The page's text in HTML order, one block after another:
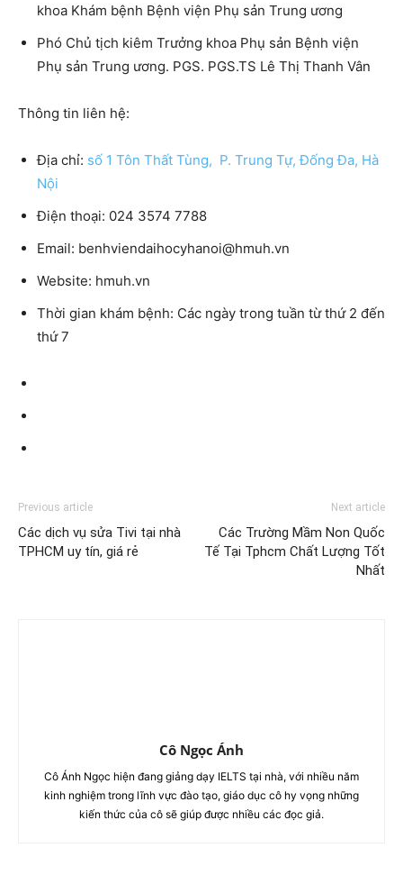
khoa Khám bệnh Bệnh viện Phụ sản Trung ương
Phó Chủ tịch kiêm Trưởng khoa Phụ sản Bệnh viện
Phụ sản Trung ương. PGS. PGS.TS Lê Thị Thanh Vân
Thông tin liên hệ:
Địa chỉ: số 1 Tôn Thất Tùng, P. Trung Tự, Đống Đa, Hà
Nội
Điện thoại: 024 3574 7788
Email: benhviendaihocyhanoi@hmuh.vn
Website: hmuh.vn
Thời gian khám bệnh: Các ngày trong tuần từ thứ 2 đến
thứ 7
Previous article
Các dịch vụ sửa Tivi tại nhà
TPHCM uy tín, giá rẻ
Next article
Các Trường Mầm Non Quốc
Tế Tại Tphcm Chất Lượng Tốt
Nhất
Cô Ngọc Ánh
Cô Ánh Ngọc hiện đang giảng dạy IELTS tại nhà, với nhiều năm
kinh nghiệm trong lĩnh vực đào tạo, giáo dục cô hy vọng những
kiến thức của cô sẽ giúp được nhiều các đọc giả.